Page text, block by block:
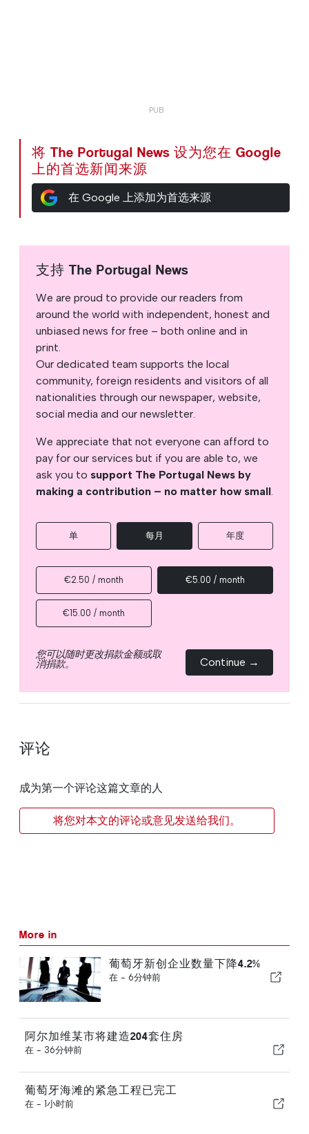
将 The Portugal News 设为您在 Google
上的首选新闻来源
在 Google 上添加为首选来源
支持 The Portugal News
We are proud to provide our readers from
around the world with independent, honest and
unbiased news for free – both online and in
print.
Our dedicated team supports the local
community, foreign residents and visitors of all
nationalities through our newspaper, website,
social media and our newsletter.
We appreciate that not everyone can afford to
pay for our services but if you are able to, we
ask you to support The Portugal News by
making a contribution – no matter how small.
单 每月 年度
€2.50 / month €5.00 / month
€15.00 / month
您可以随时更改捐款金额或取
消捐款。 Continue →
评论
成为第一个评论这篇文章的人
将您对本文的评论或意见发送给我们。
More in
葡萄牙新创企业数量下降4.2%
在 - 6分钟前
阿尔加维某市将建造204套住房
在 - 36分钟前
葡萄牙海滩的紧急工程已完工
在 - 1小时前